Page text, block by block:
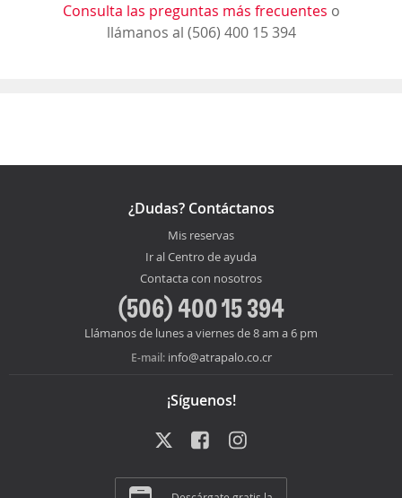
Consulta las preguntas más frecuentes o
llámanos al (506) 400 15 394
¿Dudas? Contáctanos
Mis reservas
Ir al Centro de ayuda
Contacta con nosotros
(506) 400 15 394
Llámanos de lunes a viernes de 8 am a 6 pm
E-mail: info@atrapalo.co.cr
¡Síguenos!